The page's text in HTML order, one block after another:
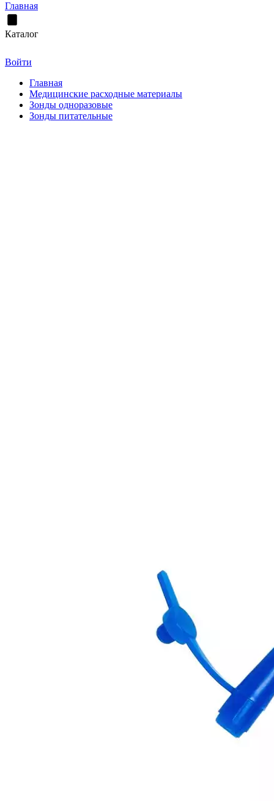
Главная
Каталог
Войти
Главная
Медицинские расходные материалы
Зонды одноразовые
Зонды питательные